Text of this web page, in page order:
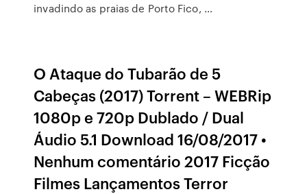
invadindo as praias de Porto Fico, …
O Ataque do Tubarão de 5
Cabeças (2017) Torrent – WEBRip
1080p e 720p Dublado / Dual
Áudio 5.1 Download 16/08/2017 •
Nenhum comentário 2017 Ficção
Filmes Lançamentos Terror